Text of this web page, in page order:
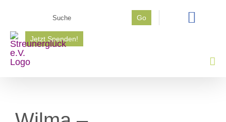
springen
Go
Jetzt Spenden!